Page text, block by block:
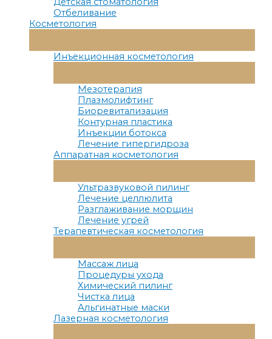
Отбеливание
Косметология
Меню
Инъекционная косметология
Меню
Мезотерапия
Плазмолифтинг
Биоревитализация
Контурная пластика
Инъекции ботокса
Лечение гипергидроза
Аппаратная косметология
Меню
Ультразвуковой пилинг
Лечение целлюлита
Разглаживание морщин
Лечение угрей
Терапевтическая косметология
Меню
Массаж лица
Процедуры ухода
Химический пилинг
Чистка лица
Альгинатные маски
Лазерная косметология